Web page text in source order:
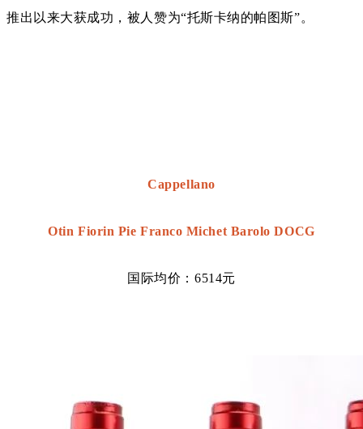
推出以来大获成功，被人赞为“托斯卡纳的帕图斯”。
Cappellano
Otin Fiorin Pie Franco Michet Barolo DOCG
国际均价：6514元